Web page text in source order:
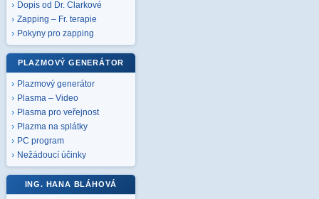
Dopis od Dr. Clarkové
Zapping – Fr. terapie
Pokyny pro zapping
PLAZMOVÝ GENERÁTOR
Plazmový generátor
Plasma – Video
Plasma pro veřejnost
Plazma na splátky
PC program
Nežádoucí účinky
ING. HANA BLÁHOVÁ